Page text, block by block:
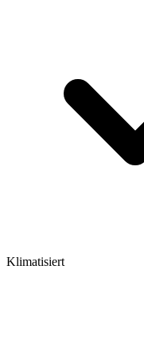
Klimatisiert